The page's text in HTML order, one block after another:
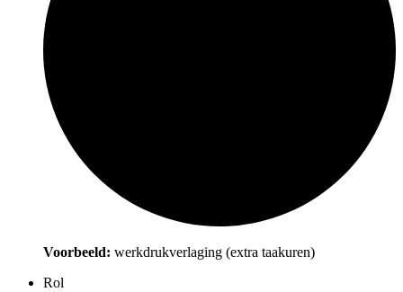
Voorbeeld: werkdrukverlaging (extra taakuren)
Rol